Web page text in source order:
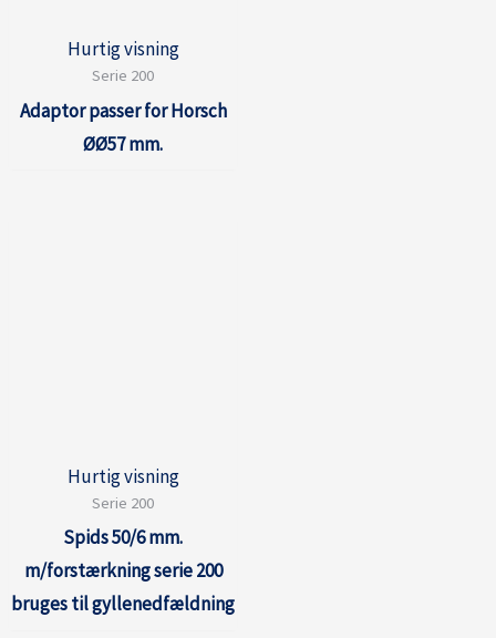
Hurtig visning
Serie 200
Adaptor passer for Horsch
ØØ57 mm.
Hurtig visning
Serie 200
Spids 50/6 mm.
m/forstærkning serie 200
bruges til gyllenedfældning